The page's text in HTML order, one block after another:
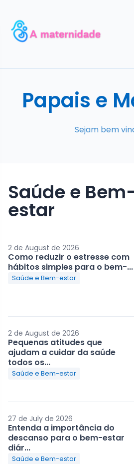
Papais e
Sejam bem
Saúde e
estar
2 de August de 2026
Como reduzir o estresse com
hábitos simples para o bem-...
Saúde e Bem-estar
2 de August de 2026
Pequenas atitudes que
ajudam a cuidar da saúde
todos os...
Saúde e Bem-estar
27 de July de 2026
Entenda a importância do
descanso para o bem-estar
diár...
Saúde e Bem-estar